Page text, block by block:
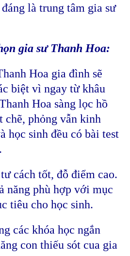
là trung tâm gia sư
gia sư Thanh Hoa:
Hoa gia đình sẽ
biệt vì ngay từ khâu
Hoa sàng lọc hồ
chẽ, phỏng vẫn kinh
học sinh đều có bài test
cách tốt, đỗ điểm cao.
năng phù hợp với mục
tiêu cho học sinh.
các khóa học ngắn
con thiếu sót cua gia